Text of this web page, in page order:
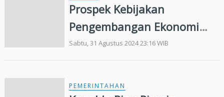
Prospek Kebijakan
Pengembangan Ekonomi
Keuangan Syariah di Era
Prabowo
Sabtu, 31 Agustus 2024 23:16 WIB
PEMERINTAHAN